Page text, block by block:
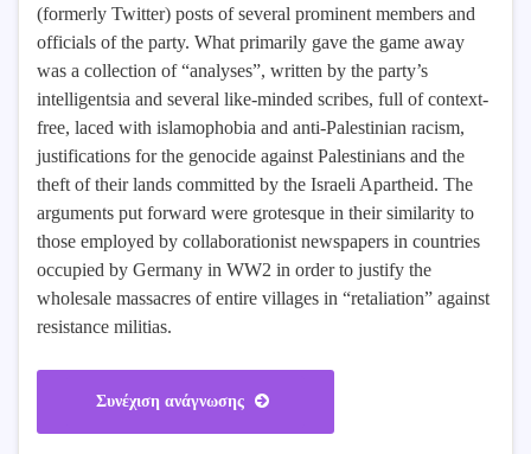
(formerly Twitter) posts of several prominent members and
officials of the party. What primarily gave the game away
was a collection of “analyses”, written by the party’s
intelligentsia and several like-minded scribes, full of context-
free, laced with islamophobia and anti-Palestinian racism,
justifications for the genocide against Palestinians and the
theft of their lands committed by the Israeli Apartheid. The
arguments put forward were grotesque in their similarity to
those employed by collaborationist newspapers in countries
occupied by Germany in WW2 in order to justify the
wholesale massacres of entire villages in “retaliation” against
resistance militias.
Συνέχιση ανάγνωσης